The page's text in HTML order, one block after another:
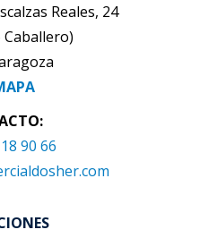
Reales, 24
Caballero)
90 66